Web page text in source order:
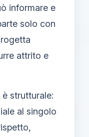
informare e
solo con
attrito e
strutturale:
al singolo